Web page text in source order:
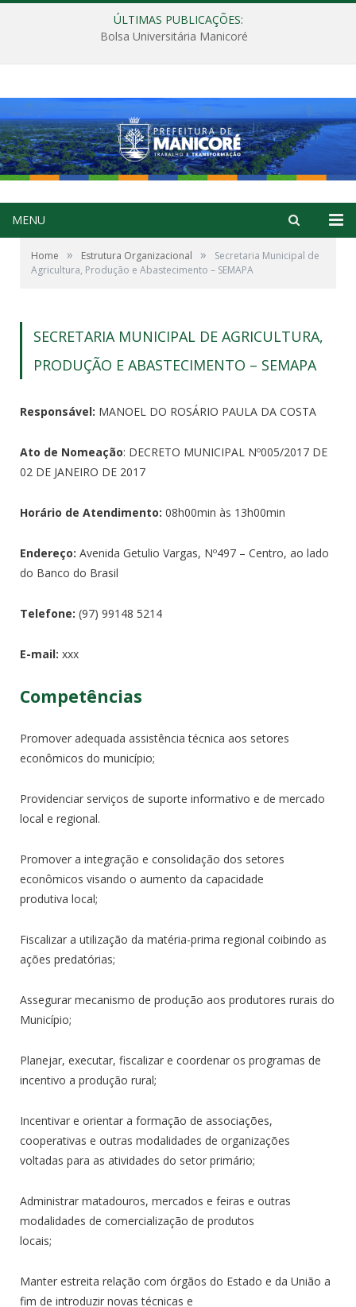
ÚLTIMAS PUBLICAÇÕES:
Bolsa Universitária Manicoré
MENU
Home » Estrutura Organizacional »
Secretaria Municipal de
Agricultura, Produção e Abastecimento – SEMAPA
SECRETARIA MUNICIPAL DE AGRICULTURA,
PRODUÇÃO E ABASTECIMENTO – SEMAPA
Responsável: MANOEL DO ROSÁRIO PAULA DA COSTA
Ato de Nomeação: DECRETO MUNICIPAL Nº005/2017 DE
02 DE JANEIRO DE 2017
Horário de Atendimento: 08h00min às 13h00min
Endereço: Avenida Getulio Vargas, Nº497 – Centro, ao lado
do Banco do Brasil
Telefone: (97) 99148 5214
E-mail: xxx
Competências
Promover adequada assistência técnica aos setores
econômicos do município;
Providenciar serviços de suporte informativo e de mercado
local e regional.
Promover a integração e consolidação dos setores
econômicos visando o aumento da capacidade
produtiva local;
Fiscalizar a utilização da matéria-prima regional coibindo as
ações predatórias;
Assegurar mecanismo de produção aos produtores rurais do
Município;
Planejar, executar, fiscalizar e coordenar os programas de
incentivo a produção rural;
Incentivar e orientar a formação de associações,
cooperativas e outras modalidades de organizações
voltadas para as atividades do setor primário;
Administrar matadouros, mercados e feiras e outras
modalidades de comercialização de produtos
locais;
Manter estreita relação com órgãos do Estado e da União a
fim de introduzir novas técnicas e